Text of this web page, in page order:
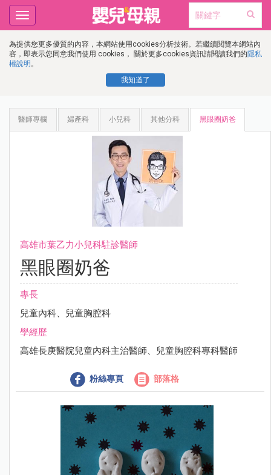
為提供您更多優質的內容，本網站使用cookies分析技術。若繼續閱覽本網站內
容，即表示您同意我們使用 cookies， 關於更多cookies資訊請閱讀我們的隱私
權說明 。
我知道了
Toggle
navigation
醫師專欄 婦產科 小兒科 其他分科 黑眼圈奶爸
高雄市葉乙力小兒科駐診醫師
黑眼圈奶爸
專長
兒童內科、兒童胸腔科
學經歷
高雄長庚醫院兒童內科主治醫師、兒童胸腔科專科醫師
粉絲專頁 部落格